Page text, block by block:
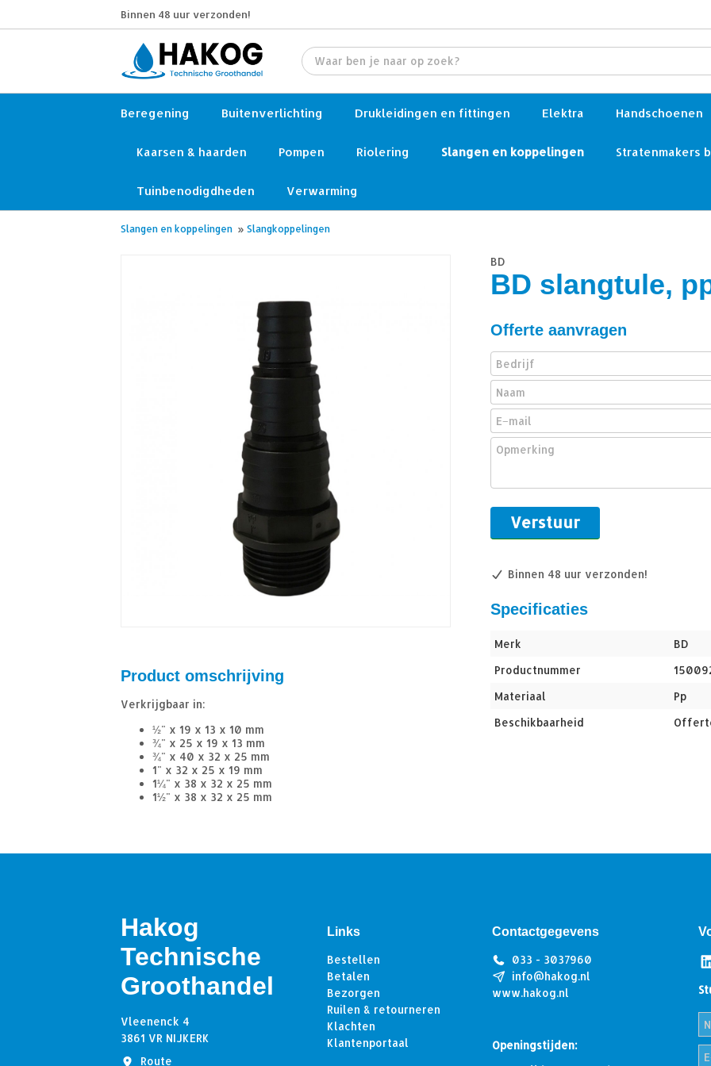
Binnen 48 uur verzonden!
Beregening Buitenverlichting Drukleidingen en fittingen Elektra Handschoenen
Kaarsen & haarden Pompen Riolering Slangen en koppelingen Stratenmakers
Tuinbenodigdheden Verwarming
Slangen en koppelingen » Slangkoppelingen
Product omschrijving
Verkrijgbaar in:
½" x 19 x 13 x 10 mm
¾" x 25 x 19 x 13 mm
¾" x 40 x 32 x 25 mm
1" x 32 x 25 x 19 mm
1¼" x 38 x 32 x 25 mm
1½" x 38 x 32 x 25 mm
BD
BD slangtule,
Offerte aanvragen
Binnen 48 uur verzonden!
Specificaties
Merk
BD
Productnummer
Materiaal
Pp
Beschikbaarheid
Hakog
Technische
Groothandel
Vleenenck 4
3861 VR NIJKERK
Route
Links
Bestellen
Betalen
Bezorgen
Ruilen & retourneren
Klachten
Klantenportaal
Contactgegevens
033 - 3037960
info@hakog.nl
www.hakog.nl
Openingstijden: